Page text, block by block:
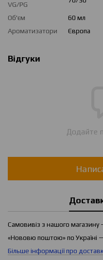
VG/PG
Об'єм
60 мл
Ароматизатори
Європа
Відгуки
Додайте
Самовивіз з нашого
«Нововю поштою» по Україні
Більше інформації про